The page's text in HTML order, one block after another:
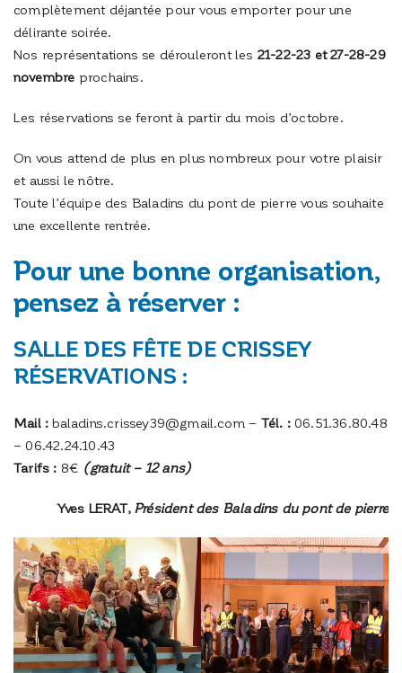
complètement déjantée pour vous emporter pour une
délirante soirée.
Nos représentations se dérouleront les 21-22-23 et 27-28-29
novembre prochains.
Les réservations se feront à partir du mois d’octobre.
On vous attend de plus en plus nombreux pour votre plaisir
et aussi le nôtre.
Toute l’équipe des Baladins du pont de pierre vous souhaite
une excellente rentrée.
Pour une bonne organisation,
pensez à réserver :
SALLE DES FÊTE DE CRISSEY
RÉSERVATIONS :
Mail :baladins.crissey39@gmail.com – Tél. : 06.51.36.80.48
– 06.42.24.10.43
Tarifs : 8€ (gratuit – 12 ans)
Yves LERAT, Président des Baladins du pont de pierre